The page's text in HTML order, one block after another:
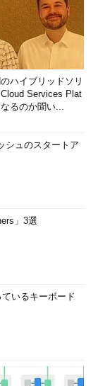
ハイブリッドソリ
Services Plat
るのか聞い...
シュのスタートア
」3選
ているキーボード